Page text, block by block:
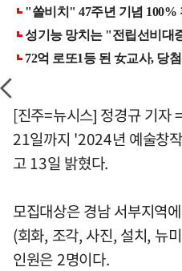
[진주=뉴시스] 정경규 기자
21일까지 '2024년 예술창
고 13일 밝혔다.
모집대상은 경남 서부지역
(회화, 조각, 사진, 설치, 뉴
인원은 2명이다.